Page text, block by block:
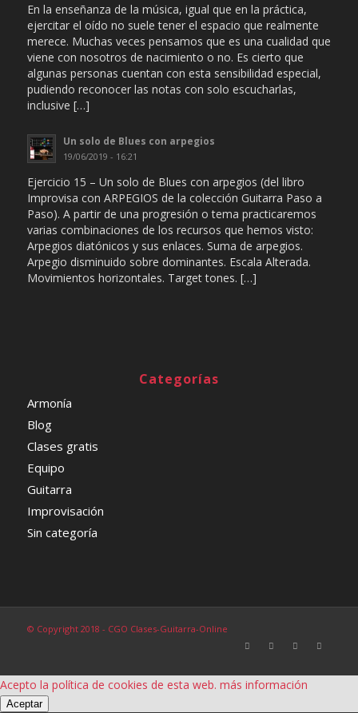
En la enseñanza de la música, igual que en la práctica,
ejercitar el oído no suele tener el espacio que realmente
merece. Muchas veces pensamos que es una cualidad que
viene con nosotros de nacimiento o no. Es cierto que
algunas personas cuentan con esta sensibilidad especial,
pudiendo reconocer las notas con solo escucharlas,
inclusive […]
Un solo de Blues con arpegios
19/06/2019 - 16:21
Ejercicio 15 – Un solo de Blues con arpegios (del libro
Improvisa con ARPEGIOS de la colección Guitarra Paso a
Paso). A partir de una progresión o tema practicaremos
varias combinaciones de los recursos que hemos visto:
Arpegios diatónicos y sus enlaces. Suma de arpegios.
Arpegio disminuido sobre dominantes. Escala Alterada.
Movimientos horizontales. Target tones. […]
Categorías
Armonía
Blog
Clases gratis
Equipo
Guitarra
Improvisación
Sin categoría
© Copyright 2018 - CGO Clases-Guitarra-Online
Acepto la política de cookies de esta web. más información
Aceptar